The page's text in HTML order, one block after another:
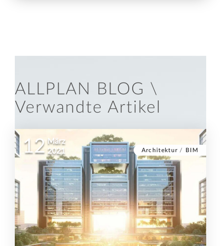
ALLPLAN BLOG \
Verwandte Artikel
Architektur / BIM
12 März
2021